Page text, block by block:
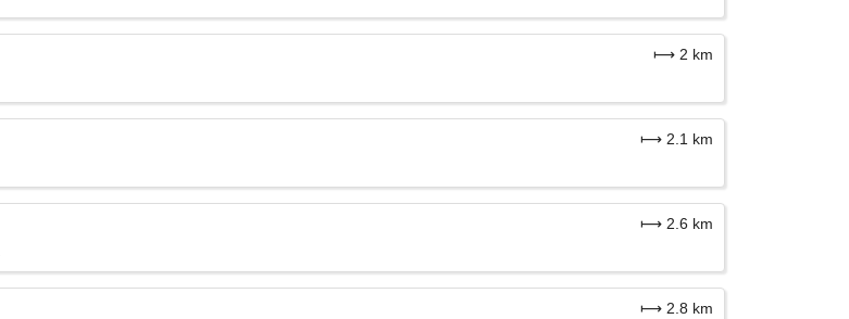
⟼ 2 km
⟼ 2.1 km
⟼ 2.6 km
⟼ 2.8 km